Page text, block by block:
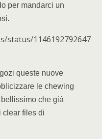
per mandarci un
status/1146192792647
queste nuove
le chewing
che già
clear files di